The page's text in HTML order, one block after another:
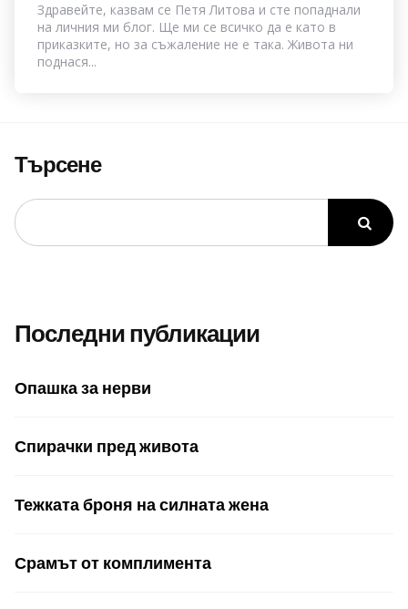
Здравейте, казвам се Петя Литова и сте попаднали
на личния ми блог. Ще ми се всичко да е като в
приказките, но за съжаление не е така. Живота ни
поднася...
Търсене
Последни публикации
Опашка за нерви
Спирачки пред живота
Тежката броня на силната жена
Срамът от комплимента